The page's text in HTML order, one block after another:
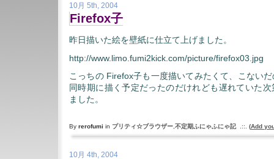
10月 5th, 2004
Firefox子
昨日描いた絵を壁紙に仕立て上げました。
http://www.limo.fumi2kick.com/picture/firefox03.jpg
こっちの Firefox子も一度描いてみたくて、こない
同時期に描く予定だったのだけれども遅れていた
ました。
By rerofumi in プリティ☆ブラウザー 不定期ふにゃふにゃ記.::. (Add
10月 4th, 2004